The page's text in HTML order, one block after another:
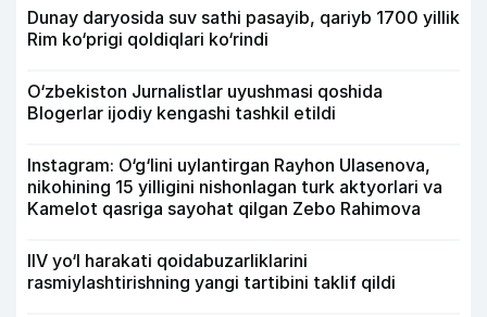
Dunay daryosida suv sathi pasayib, qariyb 1700 yillik
Rim ko‘prigi qoldiqlari ko‘rindi
O‘zbekiston Jurnalistlar uyushmasi qoshida
Blogerlar ijodiy kengashi tashkil etildi
Instagram: O‘g‘lini uylantirgan Rayhon Ulasenova,
nikohining 15 yilligini nishonlagan turk aktyorlari va
Kamelot qasriga sayohat qilgan Zebo Rahimova
IIV yo‘l harakati qoidabuzarliklarini
rasmiylashtirishning yangi tartibini taklif qildi